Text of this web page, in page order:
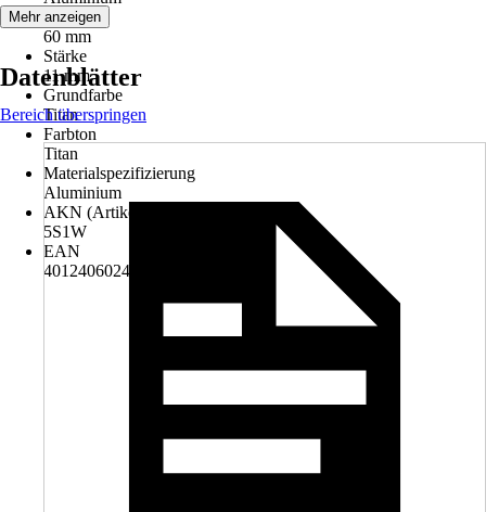
Höhe
60 mm
Stärke
11 mm
Grundfarbe
Titan
Farbton
Titan
Materialspezifizierung
Aluminium
AKN (Artikelkurznummer)
5S1W
EAN
4012406024890
Mehr anzeigen
Datenblätter
Bereich überspringen